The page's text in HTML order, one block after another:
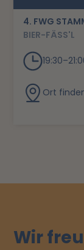
4. FWG
BIER-FÄSS'L
19:30–
Ort
Wir